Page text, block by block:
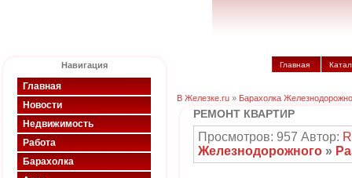
Навигация
Главная
Новости
Недвижимость
Работа
Барахолка
Главная
В Железке.ru » Барахолка
РЕМОНТ КВАРТИР
Просмотров: 957 Автор:
Железнодорожного »